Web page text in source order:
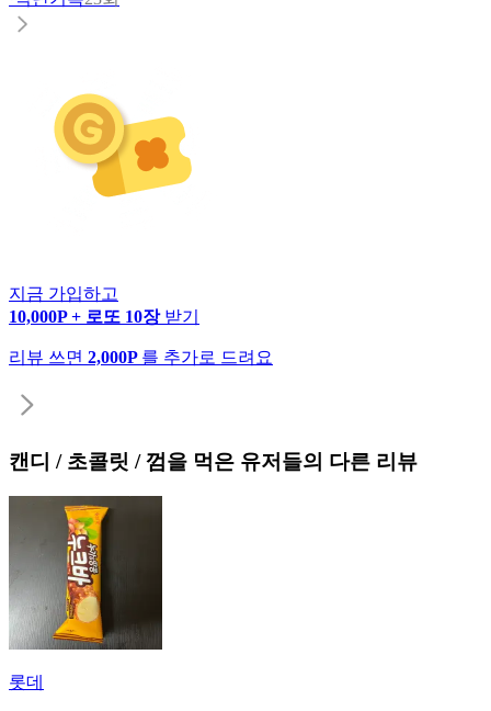
지금 가입하고
10,000P + 로또 10장 받기
리뷰 쓰면 2,000P 를 추가로 드려요
캔디 / 초콜릿 / 껌을 먹은 유저들의 다른 리뷰
롯데